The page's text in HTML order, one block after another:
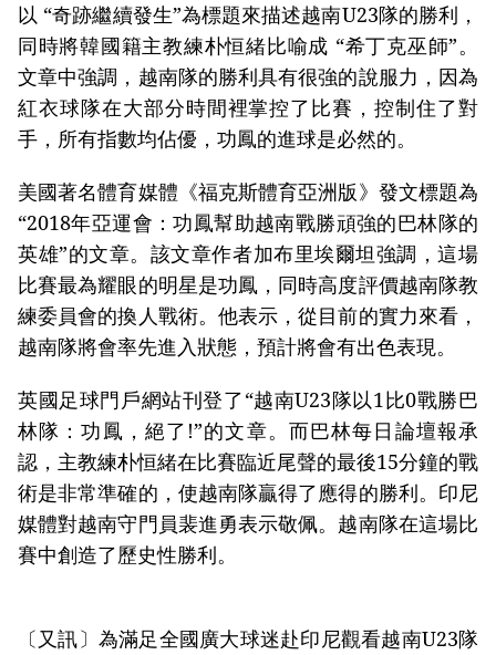
以 “奇跡繼續發生”為標題來描述越南U23隊的勝利，
同時將韓國籍主教練朴恒緒比喻成 “希丁克巫師”。
文章中強調，越南隊的勝利具有很強的說服力，因為
紅衣球隊在大部分時間裡掌控了比賽，控制住了對
手，所有指數均佔優，功鳳的進球是必然的。
美國著名體育媒體《福克斯體育亞洲版》發文標題為
“2018年亞運會：功鳳幫助越南戰勝頑強的巴林隊的
英雄”的文章。該文章作者加布里埃爾坦強調，這場
比賽最為耀眼的明星是功鳳，同時高度評價越南隊教
練委員會的換人戰術。他表示，從目前的實力來看，
越南隊將會率先進入狀態，預計將會有出色表現。
英國足球門戶網站刊登了“越南U23隊以1比0戰勝巴
林隊：功鳳，絕了!”的文章。而巴林每日論壇報承
認，主教練朴恒緒在比賽臨近尾聲的最後15分鐘的戰
術是非常準確的，使越南隊贏得了應得的勝利。印尼
媒體對越南守門員裴進勇表示敬佩。越南隊在這場比
賽中創造了歷史性勝利。
〔又訊〕為滿足全國廣大球迷赴印尼觀看越南U23隊